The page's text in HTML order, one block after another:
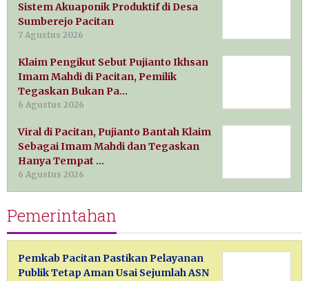
Sistem Akuaponik Produktif di Desa
Sumberejo Pacitan
7 Agustus 2026
Klaim Pengikut Sebut Pujianto Ikhsan
Imam Mahdi di Pacitan, Pemilik
Tegaskan Bukan Pa…
6 Agustus 2026
Viral di Pacitan, Pujianto Bantah Klaim
Sebagai Imam Mahdi dan Tegaskan
Hanya Tempat …
6 Agustus 2026
Pemerintahan
Pemkab Pacitan Pastikan Pelayanan
Publik Tetap Aman Usai Sejumlah ASN